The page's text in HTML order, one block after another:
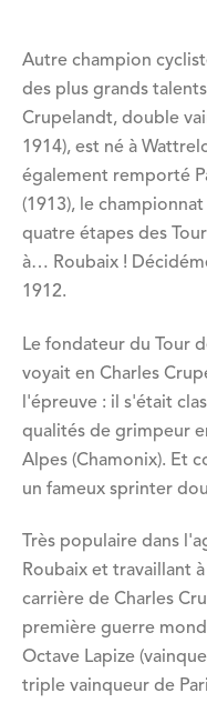
Autre champion
des plus grands
Crupelandt, double
1914), est né à
également remporté
(1913), le
quatre étapes des
à… Roubaix !
1912.
Le fondateur du Tour
voyait en Charles
l'épreuve : il s'était
qualités de grimpeur
Alpes (Chamonix). Et
un fameux sprinter
Très populaire dans
Roubaix et travaillant
carrière de Charles
première guerre
Octave Lapize
triple vainqueur de